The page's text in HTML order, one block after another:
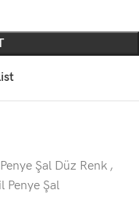
Penye Şal Düz Renk ,
Penye Şal